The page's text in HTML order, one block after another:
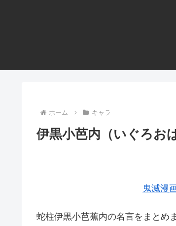
ホーム キャラ
伊黒小芭内（いぐろお
鬼滅漫
蛇柱伊黒小芭蕉内の名言をまとめ